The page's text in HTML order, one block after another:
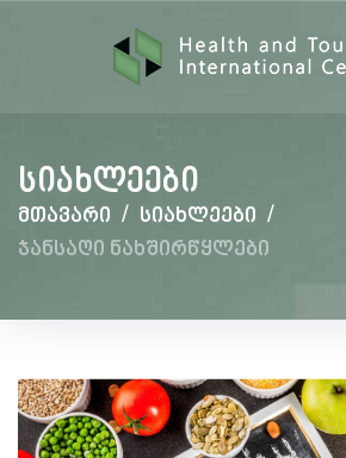
სიახლეები
მთავარი / სიახლეები /
ჯანსაღი ნახშირწყლები